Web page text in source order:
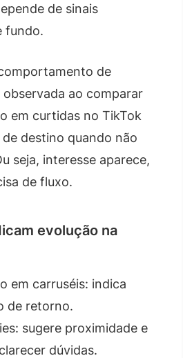
de sinais
fundo.
de
ao comparar
em curtidas no TikTok
destino quando não
seja, interesse aparece,
de fluxo.
evolução na
em carruséis: indica
de retorno.
sugere proximidade e
dúvidas.